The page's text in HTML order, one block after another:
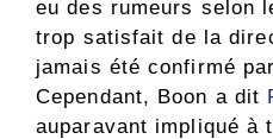
eu des rumeurs selon
trop satisfait de la
jamais été confirmé
Cependant, Boon a dit
auparavant impliqué à